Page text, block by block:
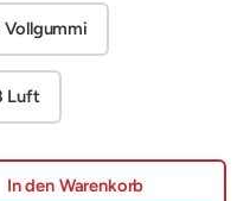
Luft
In den Warenkorb